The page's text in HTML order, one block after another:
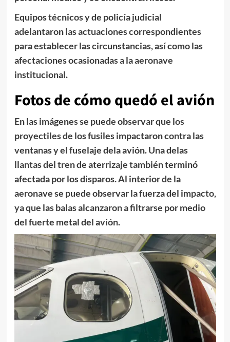
Equipos técnicos y de policía judicial
adelantaron las actuaciones correspondientes
para establecer las circunstancias, así como las
afectaciones ocasionadas a la aeronave
institucional.
Fotos de cómo quedó el avión
En las imágenes se puede observar que los
proyectiles de los fusiles impactaron contra las
ventanas y el fuselaje dela avión. Una delas
llantas del tren de aterrizaje también terminó
afectada por los disparos. Al interior de la
aeronave se puede observar la fuerza del impacto,
ya que las balas alcanzaron a filtrarse por medio
del fuerte metal del avión.